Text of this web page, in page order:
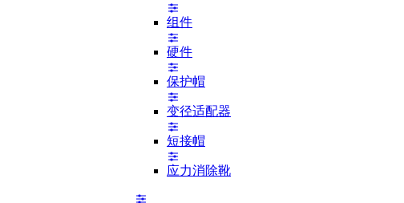
组件
硬件
保护帽
变径适配器
短接帽
应力消除靴